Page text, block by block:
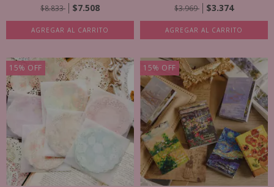
$8.833
$7.508
AGREGAR AL CARRITO
$3.969
$3.374
AGREGAR AL CARRITO
15% OFF 15% OFF